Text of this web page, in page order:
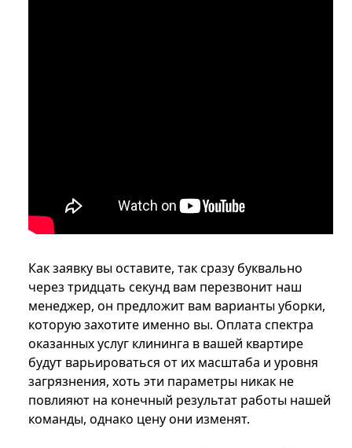
Как заявку вы оставите, так сразу буквально
через тридцать секунд вам перезвонит наш
менеджер, он предложит вам варианты уборки,
которую захотите именно вы. Оплата спектра
оказанных услуг клининга в вашей квартире
будут варьироваться от их масштаба и уровня
загрязнения, хоть эти параметры никак не
повлияют на конечный результат работы нашей
команды, однако цену они изменят.